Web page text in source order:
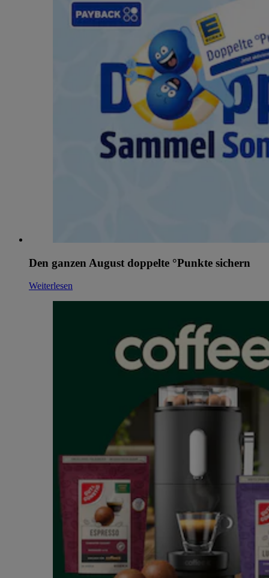
Den ganzen August doppelte °Punkte sichern
Weiterlesen